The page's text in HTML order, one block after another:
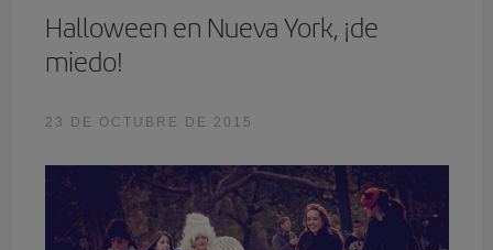
Halloween en Nueva York, ¡de
miedo!
23 DE OCTUBRE DE 2015